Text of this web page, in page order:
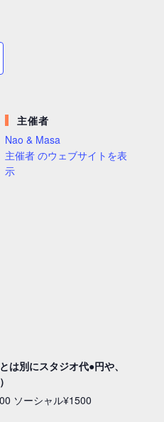
主催者
Nao & Masa
主催者 のウェブサイトを表
示
別にスタジオ代●円や、
ソーシャル¥1500